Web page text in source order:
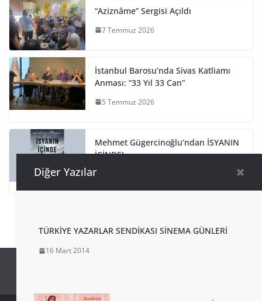
“Aziznâme” Sergisi Açıldı
7 Temmuz 2026
İstanbul Barosu’nda Sivas Katliamı
Anması: “33 Yıl 33 Can”
5 Temmuz 2026
Mehmet Gügercinoğlu’ndan İSYANIN
İÇİNDE!
Diğer Yazılar
TÜRKİYE YAZARLAR SENDİKASI SİNEMA GÜNLERİ
16 Mart 2014